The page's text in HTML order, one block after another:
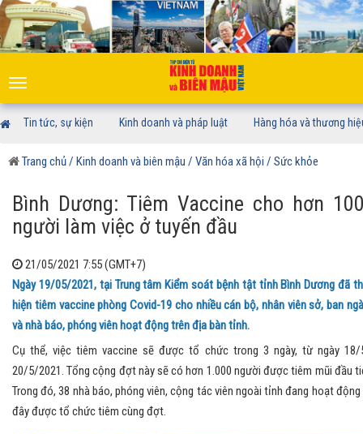
Toggle
navigation
Tin tức, sự kiện Kinh doanh và pháp luật Hàng hóa và thương
Trang chủ/ Kinh doanh và biên mậu / Văn hóa xã hội / Sức khỏe
Bình Dương: Tiêm Vaccine cho hơn
người làm việc ở tuyến đầu
21/05/2021 7:55 (GMT+7)
Ngày 19/05/2021, tại Trung tâm Kiểm soát bệnh tật tỉnh Bình Dương đã
hiện tiêm vaccine phòng Covid-19 cho nhiều cán bộ, nhân viên sở, ban
và nhà báo, phóng viên hoạt động trên địa bàn tỉnh.
Cụ thể, việc tiêm vaccine sẽ được tổ chức trong 3 ngày, từ ngày
20/5/2021. Tổng cộng đợt này sẽ có hơn 1.000 người được tiêm mũi đầu
Trong đó, 38 nhà báo, phóng viên, cộng tác viên ngoài tỉnh đang hoạt
đây được tổ chức tiêm cùng đợt.